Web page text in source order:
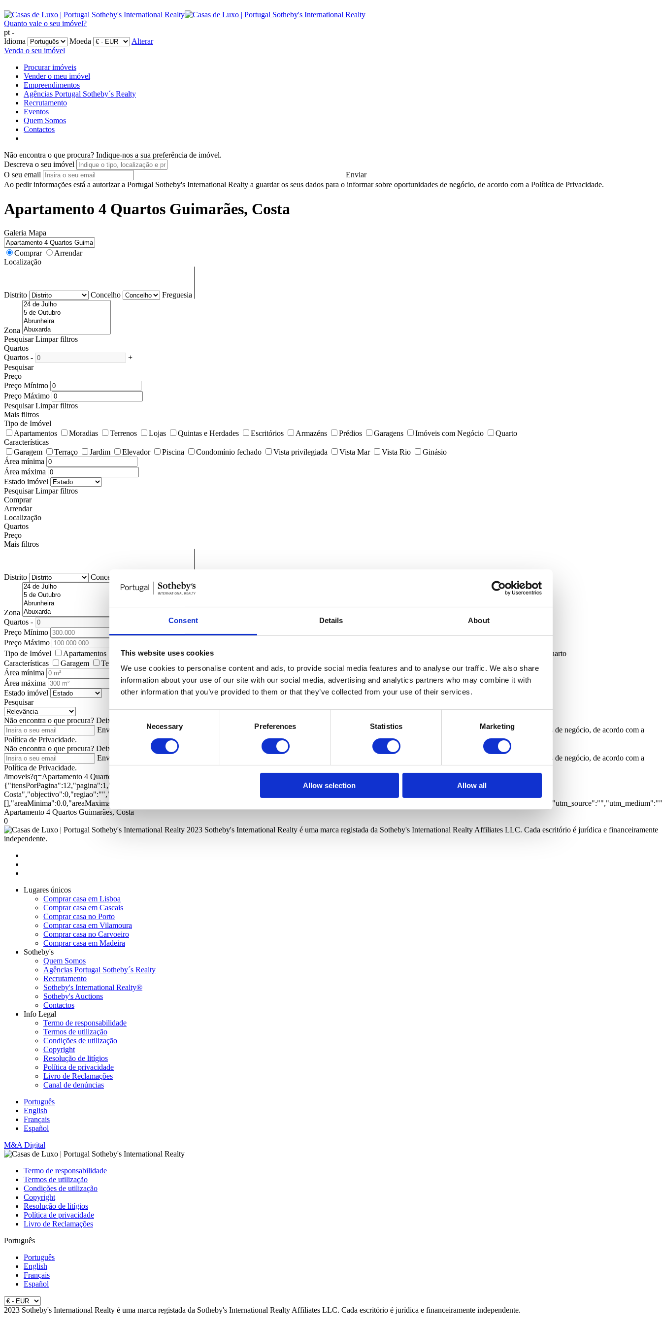
Consent Details About
This website uses cookies
We use cookies to personalise content and ads, to provide social media features and to analyse our traffic. We also share
information about your use of our site with our social media, advertising and analytics partners who may combine it with
other information that you’ve provided to them or that they’ve collected from your use of their services.
Selection
Necessary Preferences Statistics Marketing
Allow selection Allow all
Quanto vale o seu imóvel?
pt -
Idioma
Moeda
Alterar
Venda o seu imóvel
Procurar imóveis
Vender o meu imóvel
Empreendimentos
Agências Portugal Sotheby´s Realty
Recrutamento
Eventos
Quem Somos
Contactos
Não encontra o que procura? Indique-nos a sua preferência de imóvel.
Descreva o seu imóvel
O seu email
Enviar
Ao pedir informações está a autorizar a Portugal Sotheby's International Realty a guardar os seus dados para o informar sobre oportunidades de negócio, de acordo com a Política de Privacidade.
Apartamento 4 Quartos Guimarães, Costa
Galeria Mapa
Comprar
Arrendar
Localização
Distrito Concelho Freguesia
Zona
Pesquisar Limpar filtros
Quartos
Quartos -
+
Pesquisar
Preço
Preço Mínimo
Preço Máximo
Pesquisar Limpar filtros
Mais filtros
Tipo de Imóvel
Apartamentos
Moradias Terrenos Lojas Quintas e Herdades Escritórios Armazéns Prédios Garagens Imóveis com Negócio
Quarto
Características
Garagem
Terraço Jardim Elevador Piscina Condomínio fechado Vista privilegiada Vista Mar Vista Rio
Ginásio
Área mínima
Área máxima
Estado imóvel
Pesquisar Limpar filtros
Comprar
Arrendar
Localização
Quartos
Preço
Mais filtros
Distrito Concelho
Zona
Quartos -
Preço Mínimo
Preço Máximo
Tipo de Imóvel
Apartamentos Moradias Terrenos Lojas
Quarto
Características
Garagem Terraço
Área mínima
Área máxima
Estado imóvel
Pesquisar
Não encontra o que procura? Deixe-nos o seu e-mail para receber novos imóveis relacionados com a sua pesquisa.
Enviar
Ao pedir informações está a autorizar a Portugal Sotheby's International Realty a guardar os seus dados para o informar sobre oportunidades de negócio, de acordo com a
Política de Privacidade.
Não encontra o que procura? Deixe-nos o seu e-mail para receber novos imóveis relacionados com a sua pesquisa.
Enviar
Ao pedir informações está a autorizar a Portugal Sotheby's International Realty a guardar os seus dados para o informar sobre oportunidades de negócio, de acordo com a
Política de Privacidade.
/imoveis?q=Apartamento 4 Quartos Guimarães, Costa&ord=1&dir=1
{"itensPorPagina":12,"pagina":1,"textual":"Apartamento 4 Quartos Guimarães,
Costa","objectivo":0,"regiao":"","zona":"","distrito":"","concelho":"","freguesia":"","quartos":4,"wcs":0,"precoMinimo":0,"precoMaximo":0,"grupo":"1","caracteristicas":
Apartamento 4 Quartos Guimarães, Costa
0
2023 Sotheby's International Realty é uma marca registada da Sotheby's International Realty Affiliates LLC. Cada escritório é jurídica e financeiramente
independente.
Lugares únicos
Comprar casa em Lisboa
Comprar casa em Cascais
Comprar casa no Porto
Comprar casa em Vilamoura
Comprar casa no Carvoeiro
Comprar casa em Madeira
Sotheby's
Quem Somos
Agências Portugal Sotheby´s Realty
Recrutamento
Sotheby's International Realty®
Sotheby's Auctions
Contactos
Info Legal
Termo de responsabilidade
Termos de utilização
Condições de utilização
Copyright
Resolução de litígios
Política de privacidade
Livro de Reclamações
Canal de denúncias
Português
English
Français
Español
M&A Digital
Termo de responsabilidade
Termos de utilização
Condições de utilização
Copyright
Resolução de litígios
Política de privacidade
Livro de Reclamações
Português
Português
English
Français
Español
2023 Sotheby's International Realty é uma marca registada da Sotheby's International Realty Affiliates LLC. Cada escritório é jurídica e financeiramente independente.